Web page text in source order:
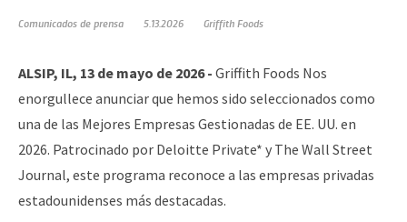
Comunicados de prensa 5.13.2026 Griffith Foods
ALSIP, IL, 13 de mayo de 2026 - Griffith Foods Nos
enorgullece anunciar que hemos sido seleccionados como
una de las Mejores Empresas Gestionadas de EE. UU. en
2026. Patrocinado por Deloitte Private* y The Wall Street
Journal, este programa reconoce a las empresas privadas
estadounidenses más destacadas.